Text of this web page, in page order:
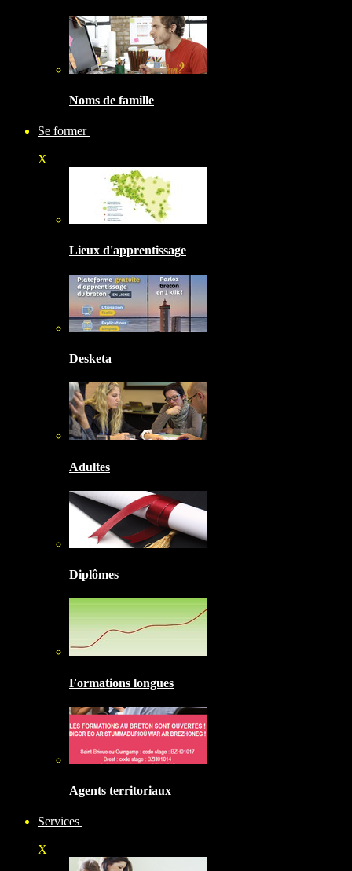
Noms de famille
Se former
X
Lieux d'apprentissage
Desketa
Adultes
Diplômes
Formations longues
Agents territoriaux
Services
X